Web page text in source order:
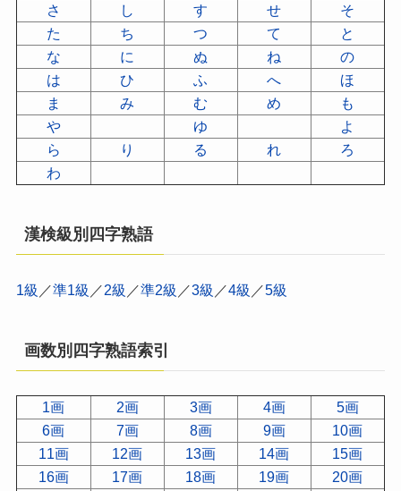
さ
し す せ
そ
た
ち つ て
と
な
に ぬ ね
の
は
ひ ふ へ
ほ
ま
み む め
も
や
ゆ
よ
ら
り る れ
ろ
わ
漢検級別四字熟語
1級 ／準1級 ／2級 ／準2級 ／3級 ／4級 ／5級
画数別四字熟語索引
1画 2画 3画 4画
5画
6画
7画 8画 9画
10画
11画
12画 13画 14画
15画
16画
17画 18画 19画
20画